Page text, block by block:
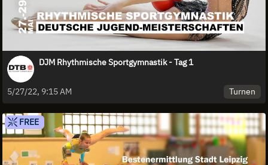
DJM Rhythmische Sportgymnastik - Tag 1
5/27/22, 9:15 AM Turnen
FREE